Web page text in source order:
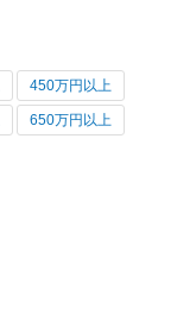
450万円以上
650万円以上